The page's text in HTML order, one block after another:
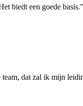
biedt een goede basis."
dat zal ik mijn